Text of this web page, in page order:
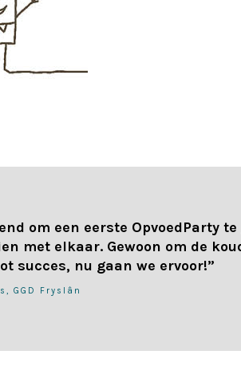
om een eerste OpvoedParty te
met elkaar. Gewoon om de
succes, nu gaan we ervoor!”
GGD Fryslân